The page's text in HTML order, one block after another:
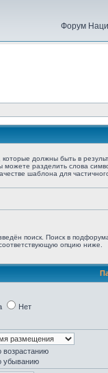
Форум
которые должны быть в
можете разделить слова
шаблона для
поиск. Поиск в
опцию ниже.
Нет
возрастанию
убыванию